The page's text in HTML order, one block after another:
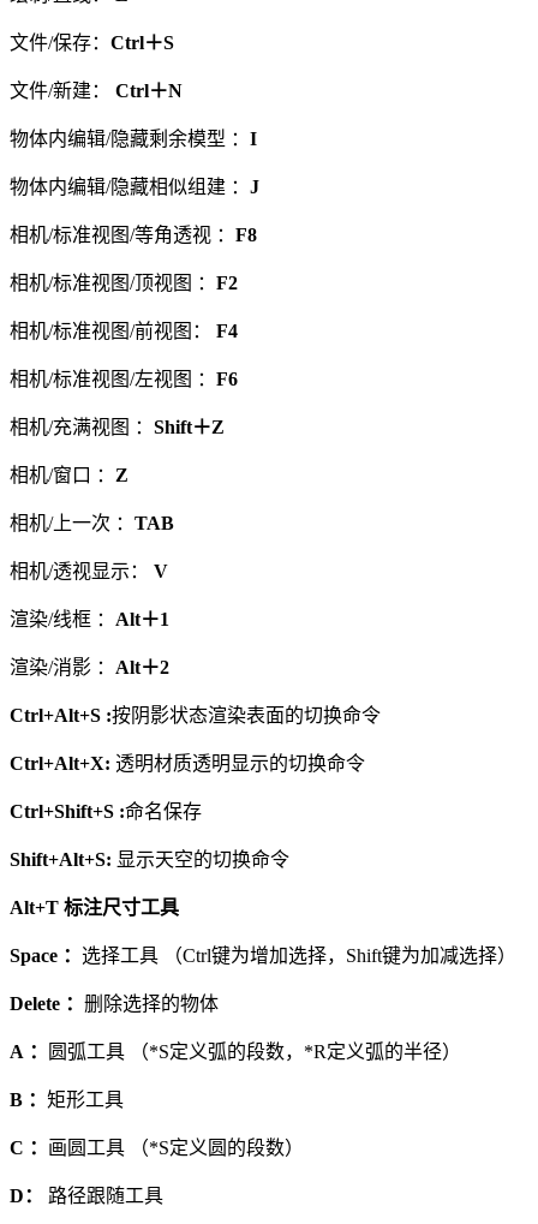
文件/保存： Ctrl＋S
文件/新建： Ctrl＋N
物体内编辑/隐藏剩余模型 ： I
物体内编辑/隐藏相似组建 ： J
相机/标准视图/等角透视 ： F8
相机/标准视图/顶视图 ： F2
相机/标准视图/前视图： F4
相机/标准视图/左视图 ： F6
相机/充满视图 ： Shift＋Z
相机/窗口 ： Z
相机/上一次 ： TAB
相机/透视显示： V
渲染/线框 ： Alt＋1
渲染/消影 ： Alt＋2
Ctrl+Alt+S :按阴影状态渲染表面的切换命令
Ctrl+Alt+X: 透明材质透明显示的切换命令
Ctrl+Shift+S :命名保存
Shift+Alt+S: 显示天空的切换命令
Alt+T 标注尺寸工具
Space ： 选择工具 （Ctrl键为增加选择，Shift键为加减选择）
Delete ： 删除选择的物体
A ： 圆弧工具 （*S定义弧的段数，*R定义弧的半径）
B ： 矩形工具
C ： 画圆工具 （*S定义圆的段数）
D： 路径跟随工具